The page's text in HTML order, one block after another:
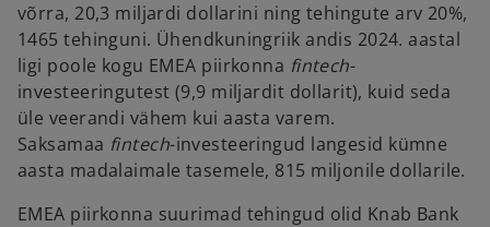
võrra, 20,3 miljardi dollarini ning tehingute arv 20%,
1465 tehinguni. Ühendkuningriik andis 2024. aastal
ligi poole kogu EMEA piirkonna fintech-
investeeringutest (9,9 miljardit dollarit), kuid seda
üle veerandi vähem kui aasta varem.
Saksamaa fintech-investeeringud langesid kümne
aasta madalaimale tasemele, 815 miljonile dollarile.
EMEA piirkonna suurimad tehingud olid Knab Bank